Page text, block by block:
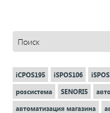
iCPOS195 iSPOS106
posсистема
SENORI5
автоматизация магазина